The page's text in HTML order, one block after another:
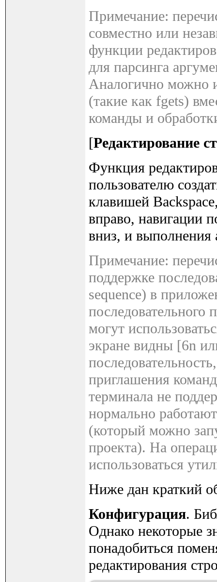
Примечание:
совместно или
функции
для парсинга
Аналогично можно
(такие как fgets)
команды и
[Редактирование
Функция
пользователю
клавишей
вправо, навигации
вниз, и выполнения
Примечание:
поддержке
sequence) в
могут
экране видны [6n
приглашения
терминала не
нормально
(который можно
проекта). На
использоваться
Ниже дан краткий
Конфигурация.
Однако некоторые
понадобиться
редактирования